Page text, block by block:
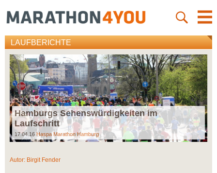
LAUFBERICHTE
Hamburgs Sehenswürdigkeiten im
Laufschritt
17.04.16Haspa Marathon Hamburg
Autor: Birgit Fender